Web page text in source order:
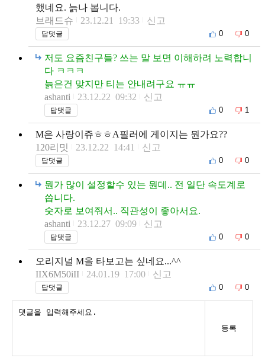
했네요. 늙나 봅니다.
브래드슈
23.12.21 19:33 신고
답댓글 0 0
저도 요즘친구들? 쓰는 말 보면 이해하려 노력합니
다 ㅋㅋㅋ
늙은건 맞지만 티는 안내려구요 ㅠㅠ
ashanti
23.12.22 09:32 신고
답댓글 0 1
M은 사랑이쥬ㅎㅎA필러에 게이지는 뭔가요??
120리밋
23.12.22 14:41 신고
답댓글 0 0
뭔가 많이 설정할수 있는 뭔데.. 전 일단 속도계로
씁니다.
숫자로 보여줘서.. 직관성이 좋아서요.
ashanti
23.12.27 09:09 신고
답댓글 0 0
오리지널 M을 타보고는 싶네요...^^
IIX6M50iII
24.01.19 17:00 신고
답댓글 0 0
등록